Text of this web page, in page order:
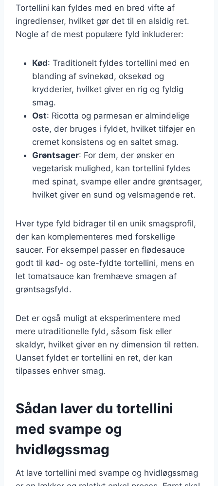
Tortellini kan fyldes med en bred vifte af
ingredienser, hvilket gør det til en alsidig ret.
Nogle af de mest populære fyld inkluderer:
Kød: Traditionelt fyldes tortellini med en
blanding af svinekød, oksekød og
krydderier, hvilket giver en rig og fyldig
smag.
Ost: Ricotta og parmesan er almindelige
oste, der bruges i fyldet, hvilket tilføjer en
cremet konsistens og en saltet smag.
Grøntsager: For dem, der ønsker en
vegetarisk mulighed, kan tortellini fyldes
med spinat, svampe eller andre grøntsager,
hvilket giver en sund og velsmagende ret.
Hver type fyld bidrager til en unik smagsprofil,
der kan komplementeres med forskellige
saucer. For eksempel passer en flødesauce
godt til kød- og oste-fyldte tortellini, mens en
let tomatsauce kan fremhæve smagen af
grøntsagsfyld.
Det er også muligt at eksperimentere med
mere utraditionelle fyld, såsom fisk eller
skaldyr, hvilket giver en ny dimension til retten.
Uanset fyldet er tortellini en ret, der kan
tilpasses enhver smag.
Sådan laver du tortellini
med svampe og
hvidløgssmag
At lave tortellini med svampe og hvidløgssmag